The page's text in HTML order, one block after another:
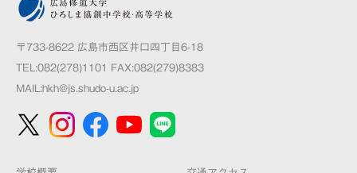
〒733-8622 広島市西区井口四丁目6-18
TEL:082(278)1101 FAX:082(279)8383
MAIL:hkh@js.shudo-u.ac.jp